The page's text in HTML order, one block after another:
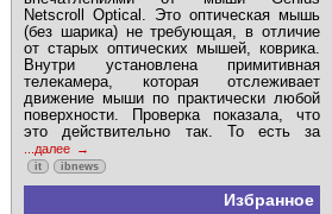
Хочу поделиться личными
впечатлениями от мыши Genius
Netscroll Optical. Это оптическая мышь
(без шарика) не требующая, в отличие
от старых оптических мышей, коврика.
Внутри установлена примитивная
телекамера, которая отслеживает
движение мыши по практически любой
поверхности. Проверка показала, что
это действительно так. То есть за
...далее